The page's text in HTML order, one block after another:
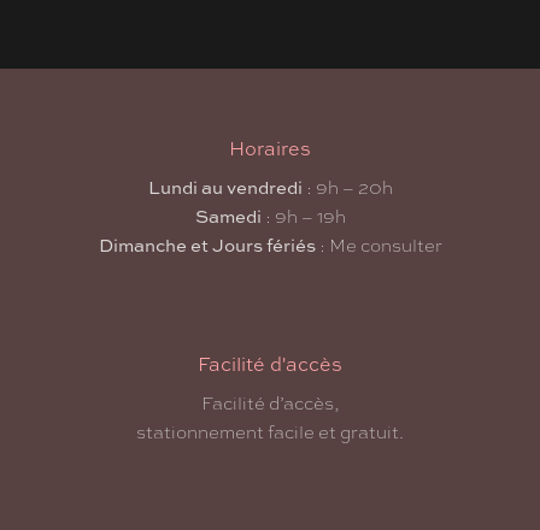
Horaires
Lundi au vendredi : 9h – 20h
Samedi : 9h – 19h
Dimanche et Jours fériés: Me consulter
Facilité d'accès
Facilité d’accès,
stationnement facile et gratuit.